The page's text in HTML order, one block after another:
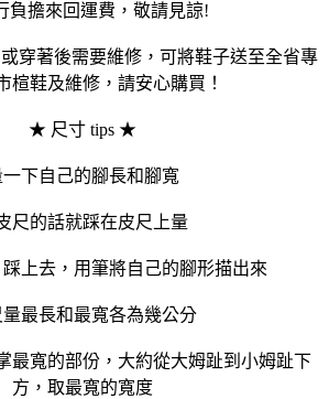
負擔來回運費，敬請見諒!
穿著後需要維修，可將鞋子送至全省專
楦鞋及維修，請安心購買！
★ 尺寸 tips ★
一下自己的腳長和腳寬
尺的話就踩在皮尺上量
上去，用筆將自己的腳形描出來
最長和最寬各為幾公分
最寬的部份，大約從大姆趾到小姆趾下
方，取最寬的寬度